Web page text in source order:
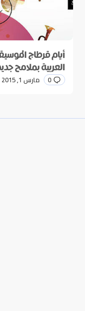
أيام قرطاج
العربية بملامح
0 مارس 1, 2015